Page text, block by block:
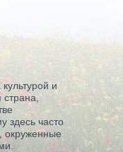
и
здесь часто
окруженные